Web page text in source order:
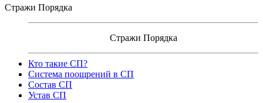
Стражи Порядка
Стражи Порядка
Кто такие СП?
Система поощрений в СП
Состав СП
Устав СП